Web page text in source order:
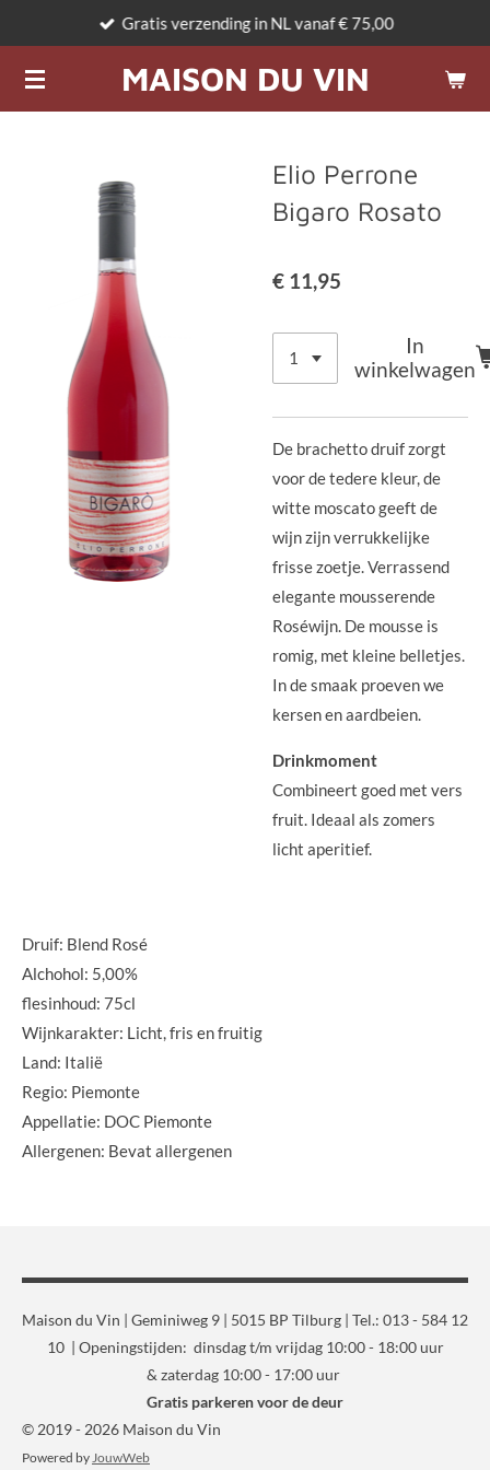
naar
de
MAISON DU VIN
Gratis verzending in NL vanaf € 75,00
Elio Perrone
Bigaro Rosato
€ 11,95
In
winkelwagen
De brachetto druif zorgt
voor de tedere kleur, de
witte moscato geeft de
wijn zijn verrukkelijke
frisse zoetje. Verrassend
elegante mousserende
Roséwijn. De mousse is
romig, met kleine belletjes.
In de smaak proeven we
kersen en aardbeien.
Drinkmoment
Combineert goed met vers
fruit. Ideaal als zomers
licht aperitief.
Druif: Blend Rosé
Alchohol: 5,00%
flesinhoud: 75cl
Wijnkarakter: Licht, fris en fruitig
Land: Italië
Regio: Piemonte
Appellatie: DOC Piemonte
Allergenen: Bevat allergenen
Maison du Vin | Geminiweg 9 | 5015 BP Tilburg | Tel.: 013 - 584 12
10 | Openingstijden: dinsdag t/m vrijdag 10:00 - 18:00 uur
& zaterdag 10:00 - 17:00 uur
Gratis parkeren voor de deur
© 2019 - 2026 Maison du Vin
Powered by JouwWeb